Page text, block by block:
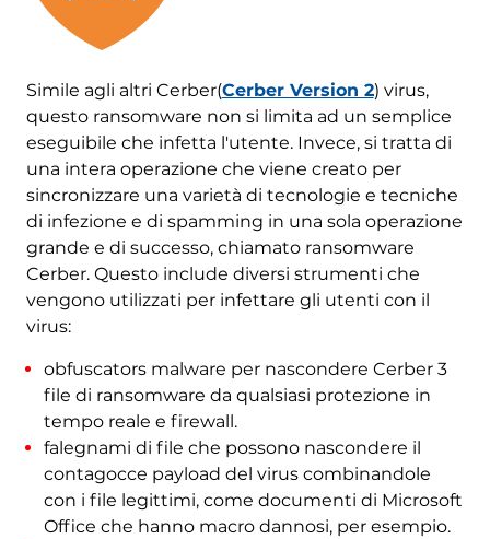
Simile agli altri Cerber(Cerber Version 2) virus,
questo ransomware non si limita ad un semplice
eseguibile che infetta l'utente. Invece, si tratta di
una intera operazione che viene creato per
sincronizzare una varietà di tecnologie e tecniche
di infezione e di spamming in una sola operazione
grande e di successo, chiamato ransomware
Cerber. Questo include diversi strumenti che
vengono utilizzati per infettare gli utenti con il
virus:
obfuscators malware per nascondere Cerber 3
file di ransomware da qualsiasi protezione in
tempo reale e firewall.
falegnami di file che possono nascondere il
contagocce payload del virus combinandole
con i file legittimi, come documenti di Microsoft
Office che hanno macro dannosi, per esempio.